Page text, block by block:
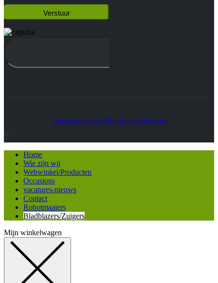
© Heatmedia.nl 2024. Alle rechten voorbehouden
Home
Wie zijn wij
Webwinkel/Producten
Occasions
vacatures-nieuws
Contact
Robotmaaiers
Bladblazers/Zuigers
Mijn winkelwagen